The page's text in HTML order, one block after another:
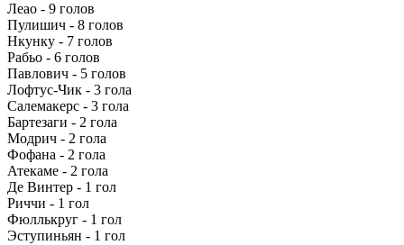
Леао - 9 голов
Пулишич - 8 голов
Нкунку - 7 голов
Рабьо - 6 голов
Павлович - 5 голов
Лофтус-Чик - 3 гола
Салемакерс - 3 гола
Бартезаги - 2 гола
Модрич - 2 гола
Фофана - 2 гола
Атекаме - 2 гола
Де Винтер - 1 гол
Риччи - 1 гол
Фюллькруг - 1 гол
Эступиньян - 1 гол